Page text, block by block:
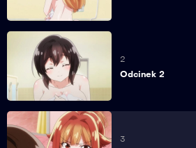
2
Odcinek 2
3